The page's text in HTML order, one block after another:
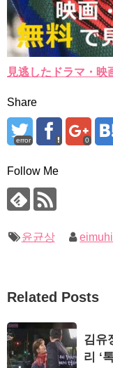
見逃したドラマ・映
Share
error 0
Follow Me
윤균상
Related Posts
김유
리 ‘